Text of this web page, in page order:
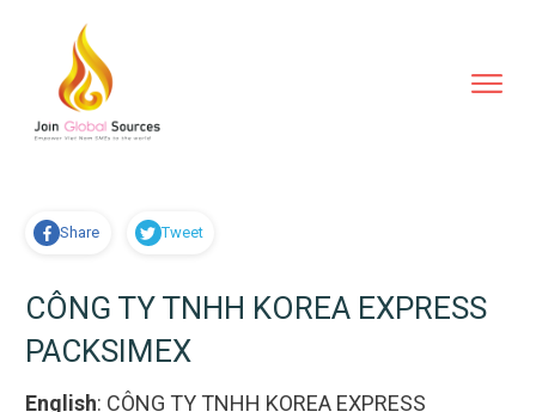
Share Tweet
CÔNG TY TNHH KOREA EXPRESS
PACKSIMEX
English: CÔNG TY TNHH KOREA EXPRESS